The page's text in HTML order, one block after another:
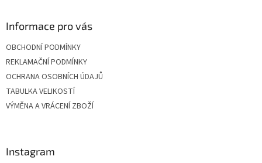
Informace pro vás
OBCHODNÍ PODMÍNKY
REKLAMAČNÍ PODMÍNKY
OCHRANA OSOBNÍCH ÚDAJŮ
TABULKA VELIKOSTÍ
VÝMĚNA A VRÁCENÍ ZBOŽÍ
Instagram